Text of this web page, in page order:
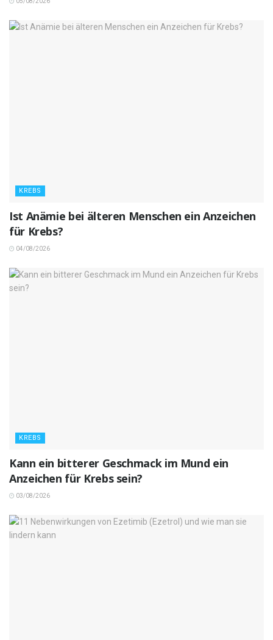
KREBS
Ist Anämie bei älteren Menschen ein Anzeichen
für Krebs?
04/08/2026
KREBS
Kann ein bitterer Geschmack im Mund ein
Anzeichen für Krebs sein?
03/08/2026